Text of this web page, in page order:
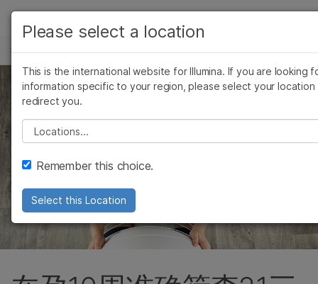
Skip to content
解决方案
学习
公司
支持
推荐内容链接
提供给医疗保健人员的信息
查看更多相关内容。选择您感兴趣的领域:
癌症研究
微生物学
农业基因组学
复杂疾病
临床肿瘤学
遗传病和罕见病
Please select a location
This is the international website for Illumina. If you are looking
information specific to your region, please select your location
redirect you.
Please select a location
Remember this choice.
Select this Location